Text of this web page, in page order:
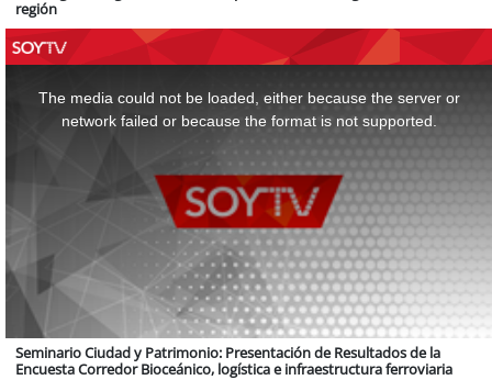
región
The media could not be loaded, either because the server or
network failed or because the format is not supported.
Seminario Ciudad y Patrimonio: Presentación de Resultados de la
Encuesta Corredor Bioceánico, logística e infraestructura ferroviaria